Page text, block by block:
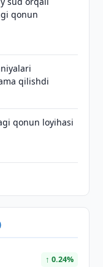
qonun
qilishdi
qonun loyihasi
↑ 0.24%